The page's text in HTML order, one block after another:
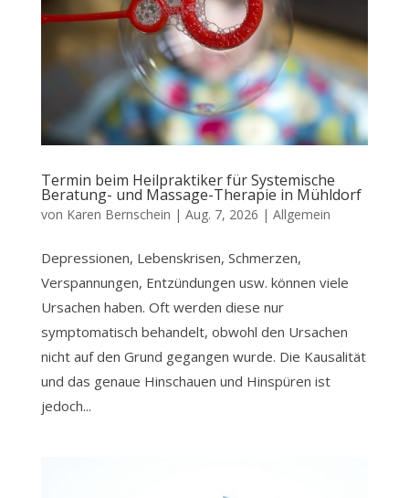
Termin beim Heilpraktiker für Systemische
Beratung- und Massage-Therapie in Mühldorf
von Karen Bernschein | Aug. 7, 2026 | Allgemein
Depressionen, Lebenskrisen, Schmerzen,
Verspannungen, Entzündungen usw. können viele
Ursachen haben. Oft werden diese nur
symptomatisch behandelt, obwohl den Ursachen
nicht auf den Grund gegangen wurde. Die Kausalität
und das genaue Hinschauen und Hinspüren ist
jedoch...